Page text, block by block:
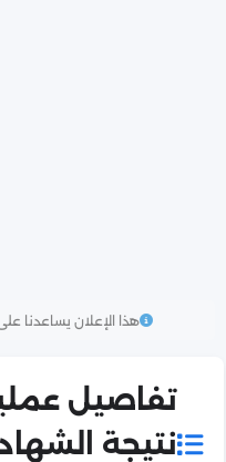
هذا الإعلان يساعدنا
تفاصيل
نتيجة